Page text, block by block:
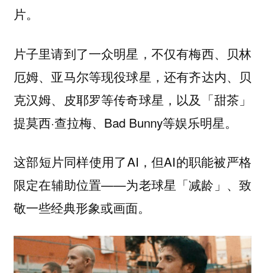
片。
片子里请到了一众明星，不仅有梅西、贝林
厄姆、亚马尔等现役球星，还有齐达内、贝
克汉姆、皮耶罗等传奇球星，以及「甜茶」
提莫西·查拉梅、Bad Bunny等娱乐明星。
这部短片同样使用了AI，但AI的职能被严格
限定在辅助位置——为老球星「减龄」、致
敬一些经典形象或画面。